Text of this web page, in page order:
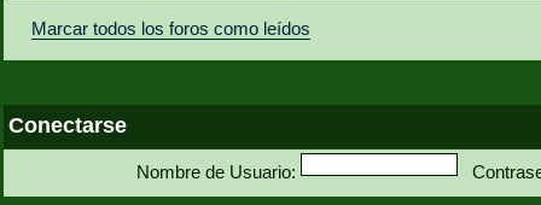
Marcar todos los foros como leídos
Conectarse
Nombre de Usuario: